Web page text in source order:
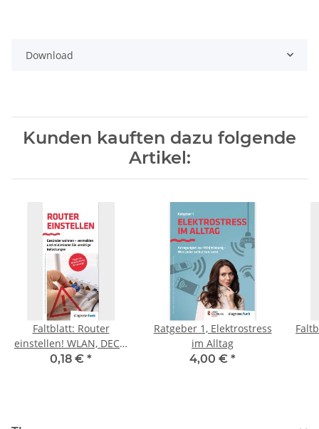
Download
Kunden kauften dazu folgende
Artikel:
Faltblatt: Router
einstellen! WLAN, DECT,
VoIP, Hotspot
0,18 € *
Ratgeber 1, Elektrostress
im Alltag
4,00 € *